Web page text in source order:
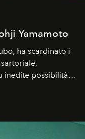
Yamamoto
ha scardinato i
inedite possibilità
di silhouette.
moda.